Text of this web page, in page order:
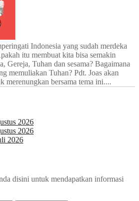
Indonesia yang sudah merdeka
itu membuat kita bisa semakin
Gereja, Tuhan dan sesama? Bagaimana
memuliakan Tuhan? Pdt. Joas akan
merenungkan bersama tema ini....
2026
2026
2026
disini untuk mendapatkan informasi